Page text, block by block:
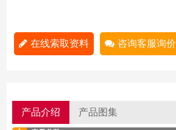
在线索取资料 咨询客服询价
产品介绍 产品图集